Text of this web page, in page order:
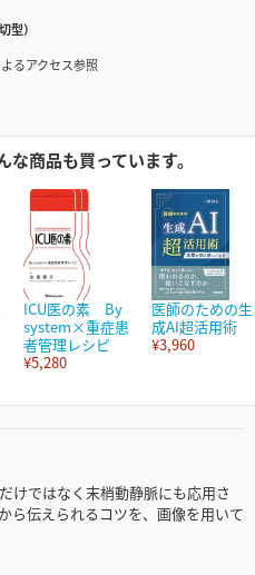
型）
るアクセス参照
商品も買っています。
ICU医の素 By
system×重症患
者管理レシピ
¥5,280
医師のための生
成AI超活用術
¥3,960
けではなく末梢動静脈にも応用さ
ら伝えられるコツを、画像を用いて